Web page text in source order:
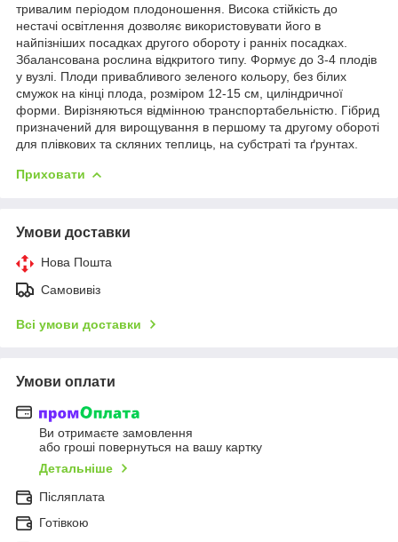
тривалим періодом плодоношення. Висока стійкість до
нестачі освітлення дозволяє використовувати його в
найпізніших посадках другого обороту і ранніх посадках.
Збалансована рослина відкритого типу. Формує до 3-4 плодів
у вузлі. Плоди привабливого зеленого кольору, без білих
смужок на кінці плода, розміром 12-15 см, циліндричної
форми. Вирізняються відмінною транспортабельністю. Гібрид
призначений для вирощування в першому та другому обороті
для плівкових та скляних теплиць, на субстраті та ґрунтах.
Приховати
Умови доставки
Нова Пошта
Самовивіз
Всі умови доставки
Умови оплати
Ви отримаєте замовлення
або гроші повернуться на вашу картку
Детальніше
Післяплата
Готівкою